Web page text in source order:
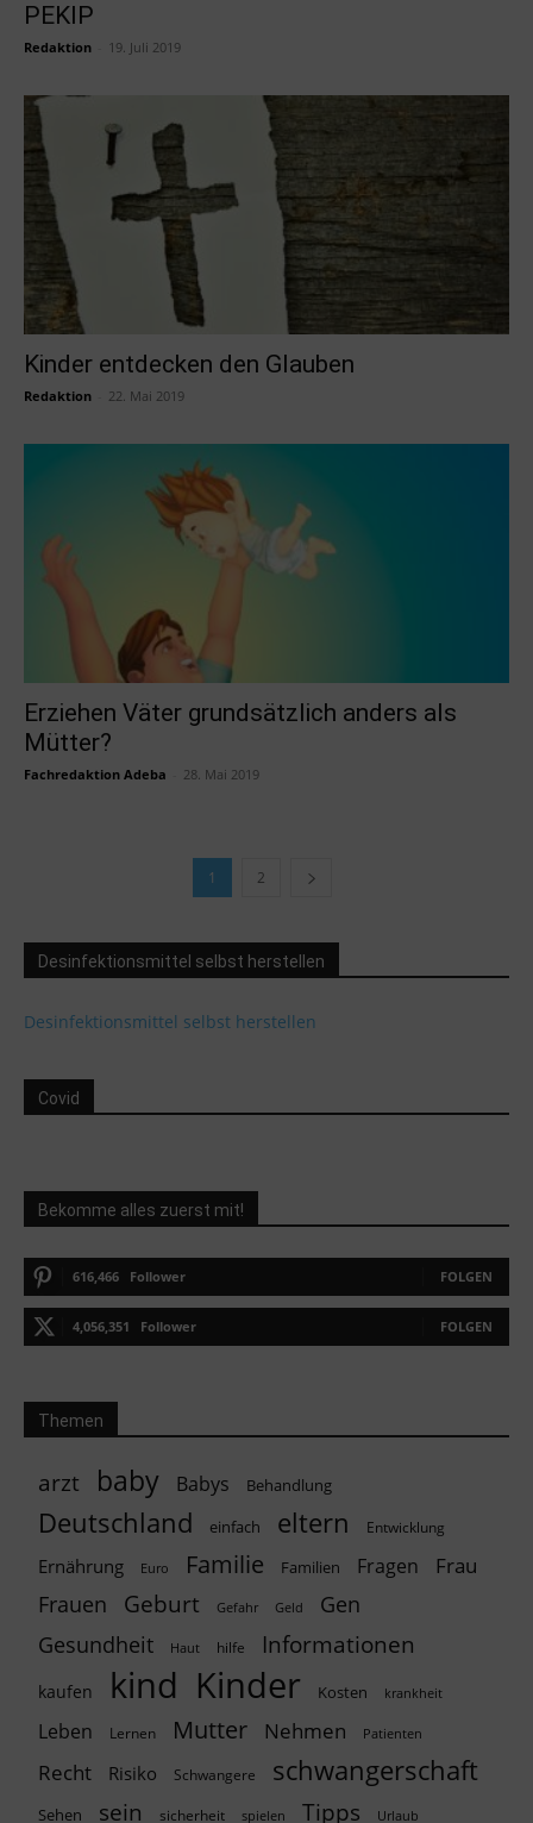
PEKIP
Redaktion 19. Juli 2019
Kinder entdecken den Glauben
Redaktion 22. Mai 2019
Erziehen Väter grundsätzlich anders als
Mütter?
Fachredaktion Adeba 28. Mai 2019
1 2
Desinfektionsmittel selbst herstellen
Desinfektionsmittel selbst herstellen
Covid
Bekomme alles zuerst mit!
616,466 Follower FOLGEN
4,056,351 Follower FOLGEN
Themen
arzt baby Babys Behandlung
Deutschland einfach eltern Entwicklung
Ernährung Euro Familie Familien Fragen Frau
Frauen Geburt Gefahr Geld
Gen
Gesundheit
Haut hilfe Informationen
kaufen kind Kinder Kosten krankheit
Leben Lernen Mutter Nehmen Patienten
Recht Risiko Schwangere schwangerschaft
Sehen sein sicherheit spielen Tipps Urlaub